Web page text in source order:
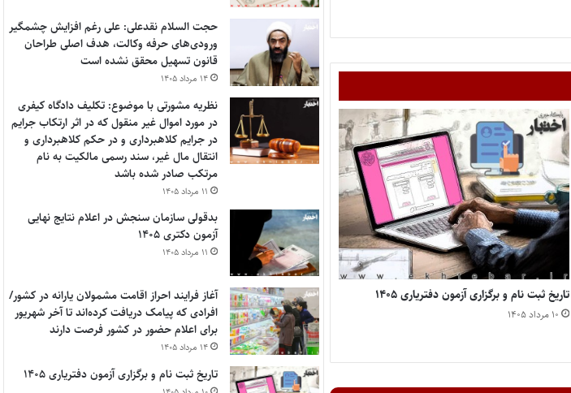
تاریخ ثبت نام و برگزاری آزمون دفتریاری ۱۴۰۵
۱۰ مرداد ۱۴۰۵
حجت السلام نقدعلی: علی رغم افزایش چشمگیر
ورودی‌های حرفه وکالت، هدف اصلی طراحان
قانون تسهیل محقق نشده است
۱۴ مرداد ۱۴۰۵
نظریه مشورتی با موضوع: تکلیف دادگاه کیفری
در مورد اموال غیر منقول که در اثر ارتکاب جرایم
در جرایم کلاهبرداری و در حکم کلاهبرداری و
انتقال مال غیر، سند رسمی مالکیت به نام
مرتکب صادر شده باشد
۱۱ مرداد ۱۴۰۵
بدقولی سازمان سنجش در اعلام نتایج نهایی
آزمون دکتری ۱۴۰۵
۱۱ مرداد ۱۴۰۵
آغاز فرایند احراز اقامت مشمولان یارانه در کشور/
افرادی که پیامک دریافت کرده‌اند تا آخر شهریور
برای اعلام حضور در کشور فرصت دارند
۱۴ مرداد ۱۴۰۵
تاریخ ثبت نام و برگزاری آزمون دفتریاری ۱۴۰۵